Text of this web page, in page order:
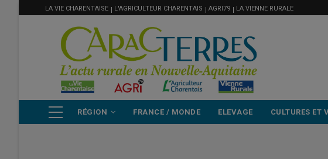
MENU
FILIÈRE
LA VIE CHARENTAISE L'AGRICULTEUR CHARENTAIS AGRI79 LA VIENNE RURALE
PRINCIPALE
RÉGION FRANCE / MONDE ELEVAGE CULTURES ET